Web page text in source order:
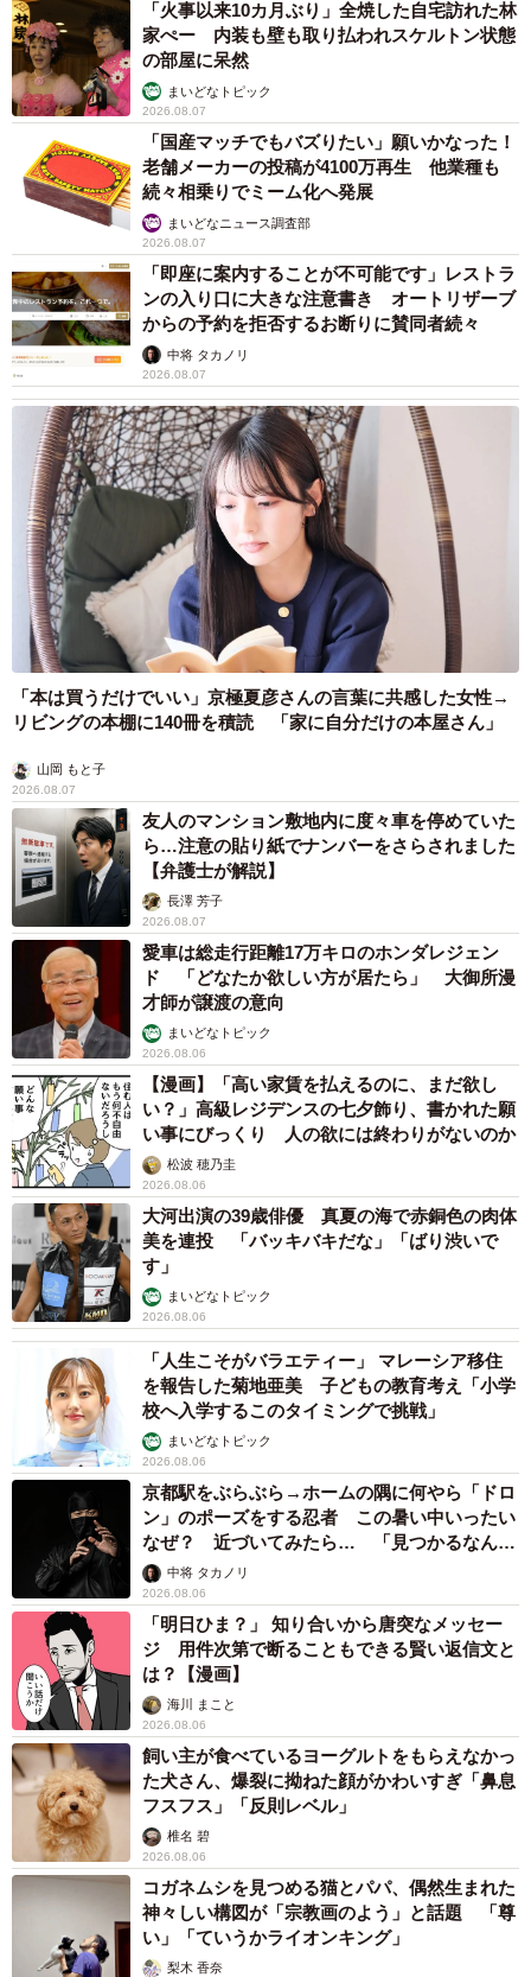
「火事以来10カ月ぶり」全焼した自宅訪れた林
家ぺー 内装も壁も取り払われスケルトン状態
の部屋に呆然
まいどなトピック
2026.08.07
「国産マッチでもバズりたい」願いかなった！
老舗メーカーの投稿が4100万再生 他業種も
続々相乗りでミーム化へ発展
まいどなニュース調査部
2026.08.07
「即座に案内することが不可能です」レストラ
ンの入り口に大きな注意書き オートリザーブ
からの予約を拒否するお断りに賛同者続々
中将 タカノリ
2026.08.07
「本は買うだけでいい」京極夏彦さんの言葉に共感した女性→
リビングの本棚に140冊を積読 「家に自分だけの本屋さん」
山岡 もと子
2026.08.07
友人のマンション敷地内に度々車を停めていた
ら…注意の貼り紙でナンバーをさらされました
【弁護士が解説】
長澤 芳子
2026.08.07
愛車は総走行距離17万キロのホンダレジェン
ド 「どなたか欲しい方が居たら」 大御所漫
才師が譲渡の意向
まいどなトピック
2026.08.06
【漫画】「高い家賃を払えるのに、まだ欲し
い？」高級レジデンスの七夕飾り、書かれた願
い事にびっくり 人の欲には終わりがないのか
松波 穂乃圭
2026.08.06
大河出演の39歳俳優 真夏の海で赤銅色の肉体
美を連投 「バッキバキだな」「ばり渋いで
す」
まいどなトピック
2026.08.06
「人生こそがバラエティー」 マレーシア移住
を報告した菊地亜美 子どもの教育考え「小学
校へ入学するこのタイミングで挑戦」
まいどなトピック
2026.08.06
京都駅をぶらぶら→ホームの隅に何やら「ドロ
ン」のポーズをする忍者 この暑い中いったい
なぜ？ 近づいてみたら… 「見つかるなんて
未熟」中将 タカノリ
2026.08.06
「明日ひま？」 知り合いから唐突なメッセー
ジ 用件次第で断ることもできる賢い返信文と
は？【漫画】
海川 まこと
2026.08.06
飼い主が食べているヨーグルトをもらえなかっ
た犬さん、爆裂に拗ねた顔がかわいすぎ「鼻息
フスフス」「反則レベル」
椎名 碧
2026.08.06
コガネムシを見つめる猫とパパ、偶然生まれた
神々しい構図が「宗教画のよう」と話題 「尊
い」「ていうかライオンキング」
梨木 香奈